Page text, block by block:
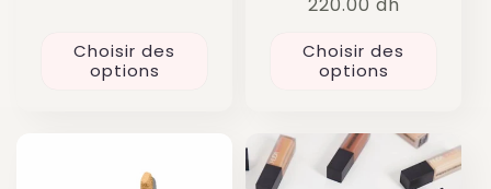
Choisir des
options
Prix
220.00 dh
Choisir des
options